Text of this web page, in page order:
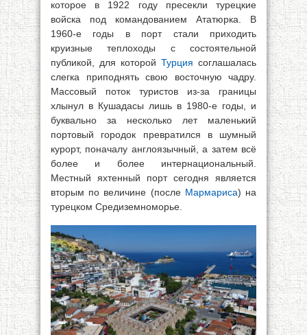
которое в 1922 году пресекли турецкие
войска под командованием Ататюрка. В
1960-е годы в порт стали приходить
круизные теплоходы с состоятельной
публикой, для которой Турция соглашалась
слегка приподнять свою восточную чадру.
Массовый поток туристов из-за границы
хлынул в Кушадасы лишь в 1980-е годы, и
буквально за несколько лет маленький
портовый городок превратился в шумный
курорт, поначалу англоязычный, а затем всё
более и более интернациональный.
Местный яхтенный порт сегодня является
вторым по величине (после Мармариса) на
турецком Средиземноморье.